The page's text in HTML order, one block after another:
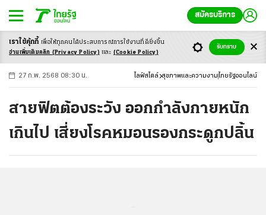
สมัครบริการ
-ก ก ก+
27 ก.พ. 2568 08:30 น. ไลฟ์สไตล์ สุขภาพและความงาม ไทยรัฐออนไลน์
สายฟิตต้องระวัง ออกกำลังกายหนัก
เกินไป เสี่ยงโรคหมอนรองกระดูกปลิ้น
เราใช้คุ้กกี้ เพื่อให้ทุกคนได้ประสบการณ์การใช้งานที่ดียิ่งขึ้น
อ่านเพิ่มเติมคลิก (Privacy Policy) และ (Cookie Policy)
รับทราบ